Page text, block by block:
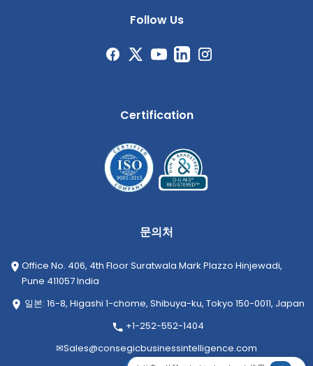
Follow Us
Certification
문의처
Office No. 406, 4th Floor Suratwala Mark Plazzo Hinjewadi,
Pune 411057 India
일본: 16-8, Higashi 1-chome, Shibuya-ku, Tokyo 150-0011, Japan
+1-252-552-1404
✉Sales@consegicbusinessintelligence.com